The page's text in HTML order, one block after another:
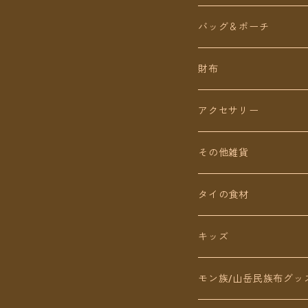
ロング丈
ミディアム丈
ショート丈
Baby&Kids
ワンピース
パンツ
スカート
キッズ
バッグ＆ポーチ
財布
アクセサリー
ピアス（イヤリング）
ネックレス
リング
ブレスレット
その他雑貨
タイの食材
キッズ
モン族/山岳民族布グッ